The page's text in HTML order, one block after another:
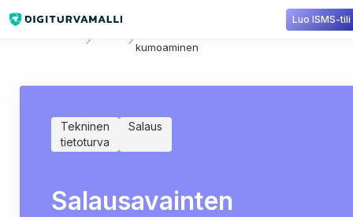
Luo ISMS-tili
kumoaminen
Tekninen
tietoturva
Salaus
Salausavainten